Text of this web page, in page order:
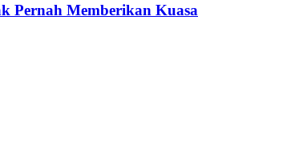
Pernah Memberikan Kuasa